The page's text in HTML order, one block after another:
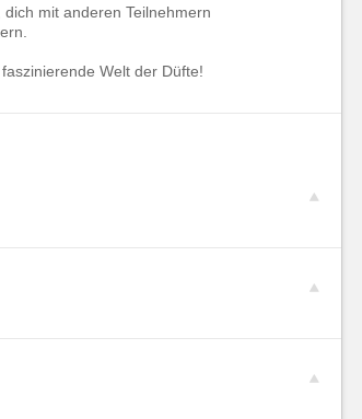
mit anderen Teilnehmern
Welt der Düfte!